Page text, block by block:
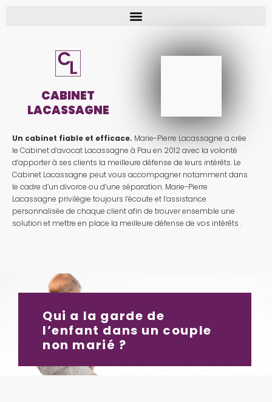
CABINET
LACASSAGNE
Un cabinet fiable et efficace. Marie-Pierre Lacassagne a crée
le Cabinet d’avocat Lacassagne à Pau en 2012 avec la volonté
d’apporter à ses clients la meilleure défense de leurs intérêts. Le
Cabinet Lacassagne peut vous accompagner notamment dans
le cadre d’un divorce ou d’une séparation. Marie-Pierre
Lacassagne privilégie toujours l’écoute et l’assistance
personnalisée de chaque client afin de trouver ensemble une
solution et mettre en place la meilleure défense de vos intérêts .
Qui a la garde de
l’enfant dans un couple
non marié ?